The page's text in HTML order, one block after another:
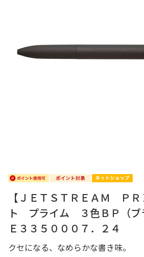
【ＪＥＴＳＴＲＥＡＭ ＰＲ
ト プライム ３色ＢＰ（
Ｅ３３５０００７．２４
クセになる、なめらかな書き味。